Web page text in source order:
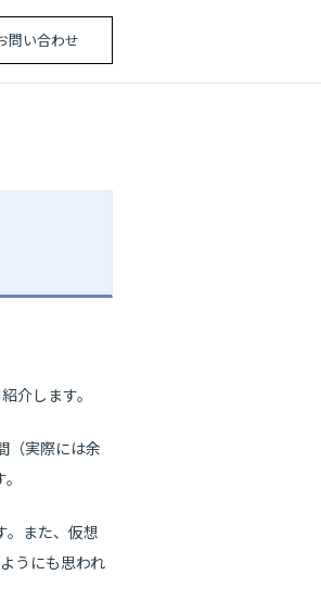
問い合わせ
介します。
（実際には余
。また、仮想
うにも思われ